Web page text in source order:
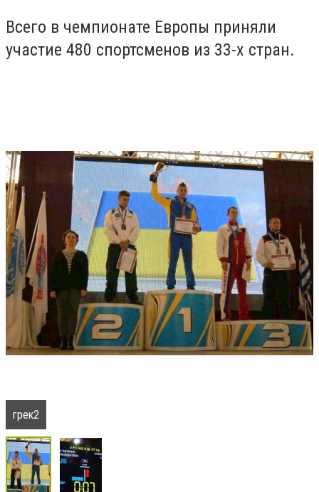
Всего в чемпионате Европы приняли
участие 480 спортсменов из 33-х стран.
грек2